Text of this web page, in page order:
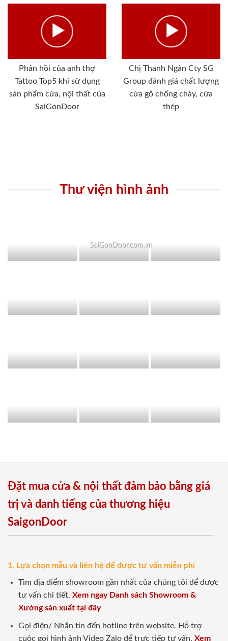
Phản hồi của anh thợ
Tattoo Top5 khi sử dụng
sản phẩm cửa, nội thất của
SaiGonDoor
Chị Thanh Ngân Cty SG
Group đánh giá chất lượng
cửa gỗ chống cháy, cửa
thép
Thư viện hình ảnh
SaiGonDoor.com.vn
Đặt mua cửa & nội thất đảm bảo bằng giá
trị và danh tiếng của thương hiệu
SaigonDoor
1. Lựa chọn mẫu và liên hệ để được tư vấn miễn phí
Tìm địa điểm showroom gần nhất của chúng tôi để được
tư vấn chi tiết. Xem ngay Danh sách Showroom &
Xưởng sản xuất tại đây
Gọi điện/ Nhắn tin đến hotline trên website. Hỗ trợ
cuộc gọi hình ảnh Video Zalo để trực tiếp tư vấn. Xem